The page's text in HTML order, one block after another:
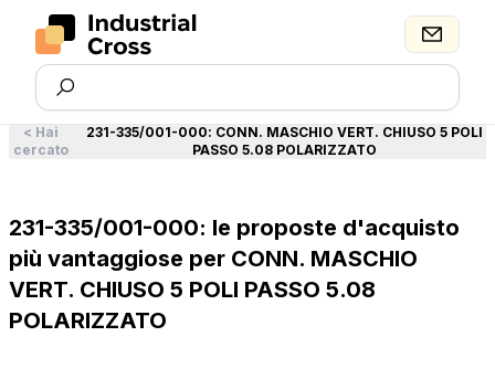
< Hai
cercato
231-335/001-000: CONN. MASCHIO VERT. CHIUSO 5 POLI
PASSO 5.08 POLARIZZATO
231-335/001-000: le proposte d'acquisto
più vantaggiose per CONN. MASCHIO
VERT. CHIUSO 5 POLI PASSO 5.08
POLARIZZATO